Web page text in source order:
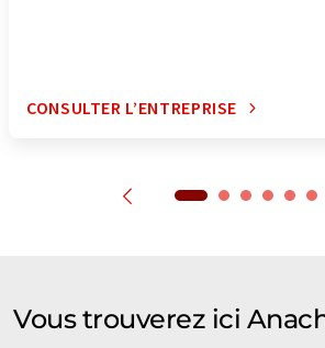
CONSULTER L’ENTREPRISE
Vous trouverez ici